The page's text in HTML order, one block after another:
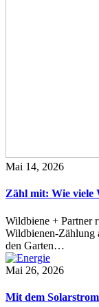
Mai 14, 2026
Zähl mit: Wie viele
Wildbiene + Partner
Wildbienen-Zählung
den Garten…
Mai 26, 2026
Mit dem